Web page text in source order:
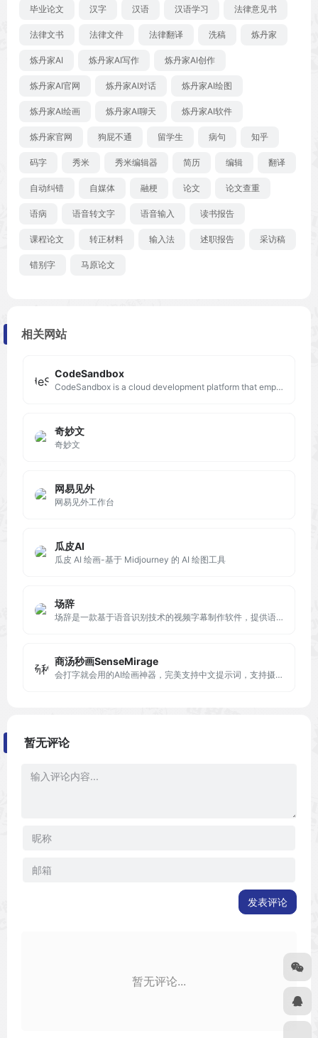
毕业论文 汉字 汉语 汉语学习 法律意见书
法律文书 法律文件 法律翻译 洗稿 炼丹家
炼丹家AI 炼丹家AI写作 炼丹家AI创作
炼丹家AI官网 炼丹家AI对话 炼丹家AI绘图
炼丹家AI绘画 炼丹家AI聊天 炼丹家AI软件
炼丹家官网 狗屁不通 留学生 病句 知乎
码字 秀米 秀米编辑器 简历 编辑 翻译
自动纠错 自媒体 融梗 论文 论文查重
语病 语音转文字 语音输入 读书报告
课程论文 转正材料 输入法 述职报告 采访稿
错别字 马原论文
相关网站
CodeSandbox
CodeSandbox is a cloud development platform that empowers developers to code, collaborate and ship projects of any size from any device in record time.
奇妙文
奇妙文
网易见外
网易见外工作台
瓜皮AI
瓜皮 AI 绘画-基于 Midjourney 的 AI 绘图工具
场辞
场辞是一款基于语音识别技术的视频字幕制作软件，提供语音转字幕、一键加字幕、视频加字幕，字幕快捷校对等功能，最快5min即可完成1小时的视频字幕制作，准确率高达97.5%。
商汤秒画SenseMirage
会打字就会用的AI绘画神器，完美支持中文提示词，支持摄影、可爱、精致、赛博朋克、电影等超多风格，人人都可以是插画师！快速创作二次元、写实向等多种风格小姐姐！
暂无评论
发表评论
暂无评论...